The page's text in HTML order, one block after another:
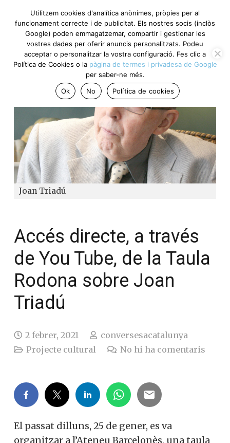
Joan Triadú
Accés directe, a través
de You Tube, de la
Taula Rodona sobre
Joan Triadú
2 febrer, 2021
conversesacatalunya
Projecte cultural
No hi ha comentaris
El passat dilluns, 25 de gener, es va
organitzar a l’Ateneu Barcelonès, una
Utilitzem cookies d'analítica anònimes, pròpies per al
funcionament correcte i de publicitat. Els nostres socis
(inclòs Google) poden emmagatzemar, compartir i gestionar
les vostres dades per oferir anuncis personalitzats. Podeu
acceptar o personalitzar la vostra configuració. Fes clic a
Política de Cookies o lapàgina de termes i privadesa de
Googleper saber-ne més.
Ok
No Política de cookies